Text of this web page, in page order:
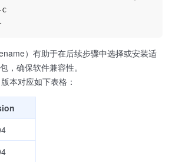
）有助于在后续步骤中选择或安装适
，确保软件兼容性。
本对应如下表格：